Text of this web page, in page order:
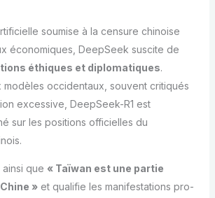
soumise à la censure chinoise
économiques, DeepSeek suscite de
éthiques et diplomatiques.
modèles occidentaux, souvent critiqués
excessive, DeepSeek-R1 est
sur les positions officielles du
que « Taïwan est une partie
»et qualifie les manifestations pro-